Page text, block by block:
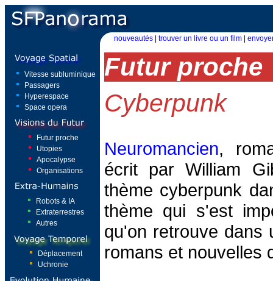
nouveautés trouver un livre ou un film
Vitesse subluminique
Passagers
Hyperespace
Space opera
Futur proche
Utopies
Apocalypse
Organisations
Robots & IA
Extraterrestres
Autres
Déplacement
Uchronie
Futur proche
Cyberpunk
Neuromancien,
écrit par William
thème cyberpunk
thème qui s'est
qu'on retrouve dans
romans et nouvelles